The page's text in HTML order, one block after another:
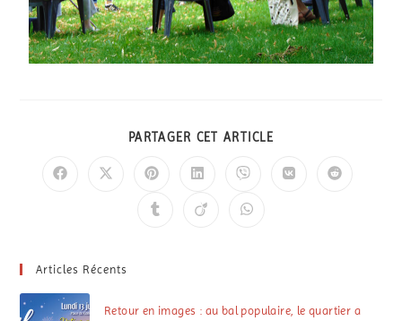
PARTAGER CET ARTICLE
Articles Récents
Retour en images : au bal populaire, le quartier a